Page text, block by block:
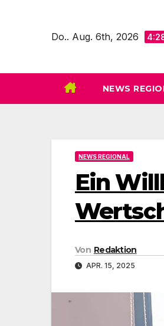
Do.. Aug. 6th, 2026
NEWS
NEWS REGIONAL
Ein
Von Redaktion
APR. 15, 2025